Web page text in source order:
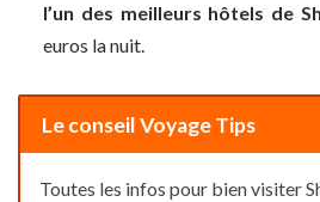
l’un des meilleurs hôtels de
euros la nuit.
Le conseil Voyage Tips
Toutes les infos pour bien visiter